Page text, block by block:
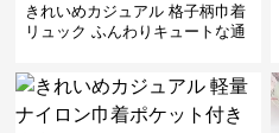
きれいめカジュアル 格子柄巾着
リュック ふんわりキュートな通